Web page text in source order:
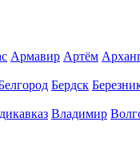
Армавир Артём
Бердск
Владимир